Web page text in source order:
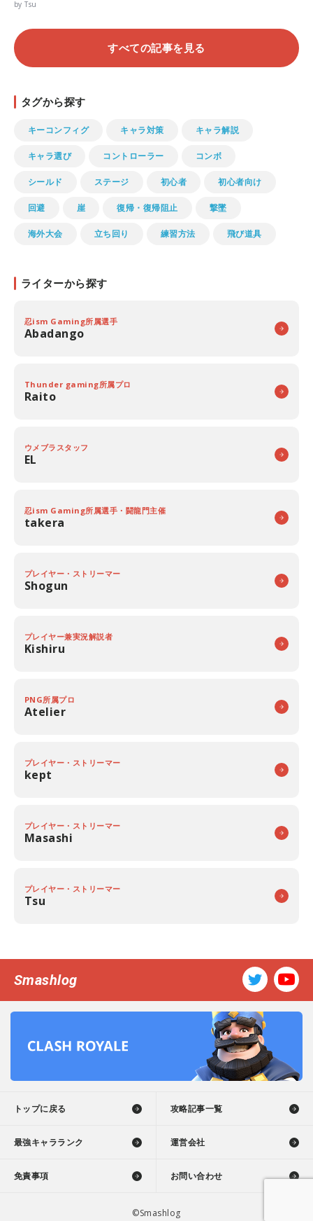
by Tsu
すべての記事を見る
タグから探す
キーコンフィグ キャラ対策 キャラ解説
キャラ選び コントローラー コンボ
シールド ステージ 初心者 初心者向け
回避 崖 復帰・復帰阻止 撃墜
海外大会 立ち回り 練習方法 飛び道具
ライターから探す
忍ism Gaming所属選手
Abadango
Thunder gaming所属プロ
Raito
ウメブラスタッフ
EL
忍ism Gaming所属選手・闘龍門主催
takera
プレイヤー・ストリーマー
Shogun
プレイヤー兼実況解説者
Kishiru
PNG所属プロ
Atelier
プレイヤー・ストリーマー
kept
プレイヤー・ストリーマー
Masashi
プレイヤー・ストリーマー
Tsu
Smashlog
トップに戻る 攻略記事一覧
最強キャラランク 運営会社
免責事項 お問い合わせ
©Smashlog